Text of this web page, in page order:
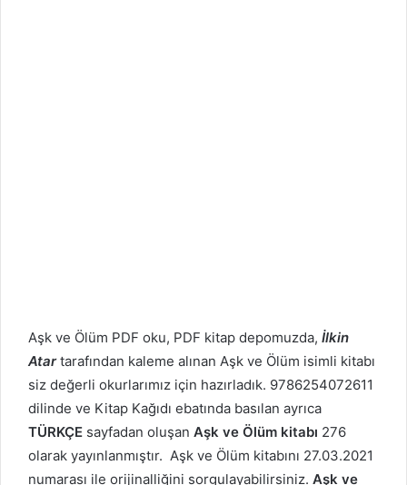
Aşk ve Ölüm PDF oku, PDF kitap depomuzda, İlkin
Atartarafından kaleme alınan Aşk ve Ölüm isimli kitabı
siz değerli okurlarımız için hazırladık. 9786254072611
dilinde ve Kitap Kağıdı ebatında basılan ayrıca
TÜRKÇE sayfadan oluşan Aşk ve Ölüm kitabı 276
olarak yayınlanmıştır. Aşk ve Ölüm kitabını 27.03.2021
numarası ile orijinalliğini sorgulayabilirsiniz. Aşk ve